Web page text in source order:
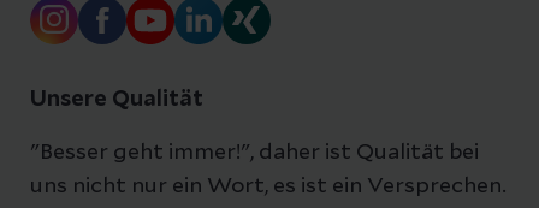
Unsere Qualität
"Besser geht immer!", daher ist Qualität bei
uns nicht nur ein Wort, es ist ein Versprechen.